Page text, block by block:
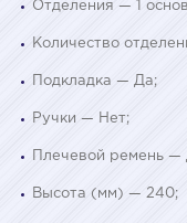
Отделения — 1
Количество
Подкладка — Да;
Ручки — Нет;
Плечевой ремень —
Высота (мм) — 240;